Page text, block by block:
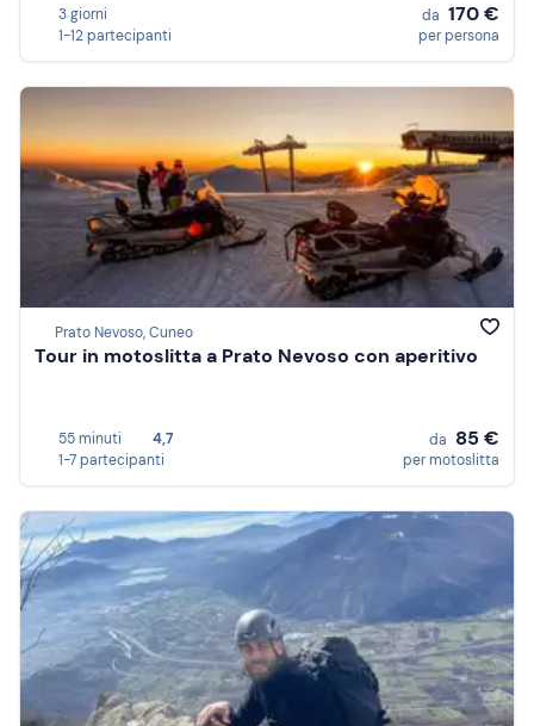
3 giorni
1-12 partecipanti
da 170 €
per persona
Prato Nevoso, Cuneo
Tour in motoslitta a Prato Nevoso con aperitivo
55 minuti
4,7
1-7 partecipanti
da 85 €
per motoslitta